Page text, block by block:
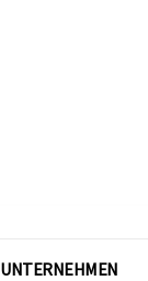
UNTERNEHMEN